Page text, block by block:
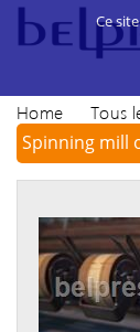
Home Tous
Spinning mill
Ce